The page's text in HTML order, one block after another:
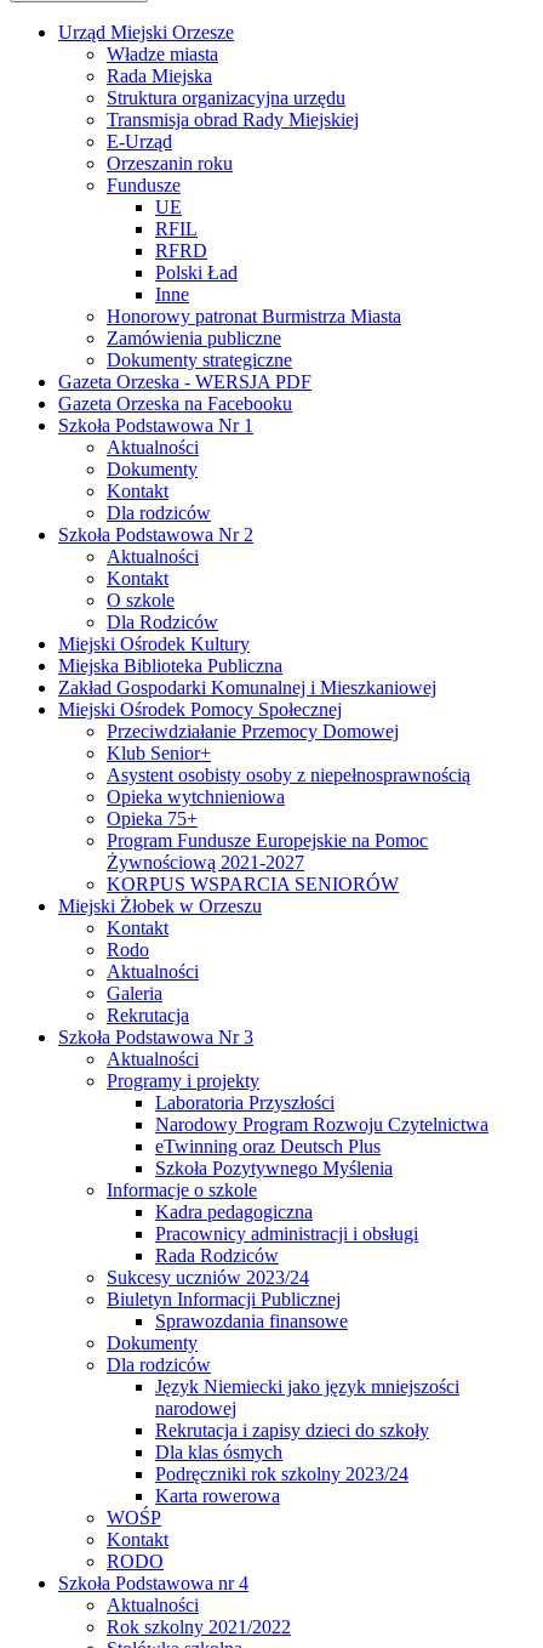
Urząd Miejski Orzesze
Władze miasta
Rada Miejska
Struktura organizacyjna urzędu
Transmisja obrad Rady Miejskiej
E-Urząd
Orzeszanin roku
Fundusze
UE
RFIL
RFRD
Polski Ład
Inne
Honorowy patronat Burmistrza Miasta
Zamówienia publiczne
Dokumenty strategiczne
Gazeta Orzeska - WERSJA PDF
Gazeta Orzeska na Facebooku
Szkoła Podstawowa Nr 1
Aktualności
Dokumenty
Kontakt
Dla rodziców
Szkoła Podstawowa Nr 2
Aktualności
Kontakt
O szkole
Dla Rodziców
Miejski Ośrodek Kultury
Miejska Biblioteka Publiczna
Zakład Gospodarki Komunalnej i Mieszkaniowej
Miejski Ośrodek Pomocy Społecznej
Przeciwdziałanie Przemocy Domowej
Klub Senior+
Asystent osobisty osoby z niepełnosprawnością
Opieka wytchnieniowa
Opieka 75+
Program Fundusze Europejskie na Pomoc
Żywnościową 2021-2027
KORPUS WSPARCIA SENIORÓW
Miejski Żłobek w Orzeszu
Kontakt
Rodo
Aktualności
Galeria
Rekrutacja
Szkoła Podstawowa Nr 3
Aktualności
Programy i projekty
Laboratoria Przyszłości
Narodowy Program Rozwoju Czytelnictwa
eTwinning oraz Deutsch Plus
Szkoła Pozytywnego Myślenia
Informacje o szkole
Kadra pedagogiczna
Pracownicy administracji i obsługi
Rada Rodziców
Sukcesy uczniów 2023/24
Biuletyn Informacji Publicznej
Sprawozdania finansowe
Dokumenty
Dla rodziców
Język Niemiecki jako język mniejszości
narodowej
Rekrutacja i zapisy dzieci do szkoły
Dla klas ósmych
Podręczniki rok szkolny 2023/24
Karta rowerowa
WOŚP
Kontakt
RODO
Szkoła Podstawowa nr 4
Aktualności
Rok szkolny 2021/2022